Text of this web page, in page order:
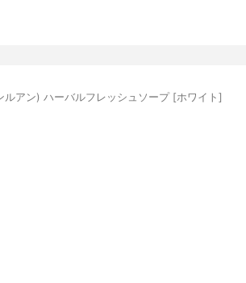
ルアン) ハーバルフレッシュソープ [ホワイト]